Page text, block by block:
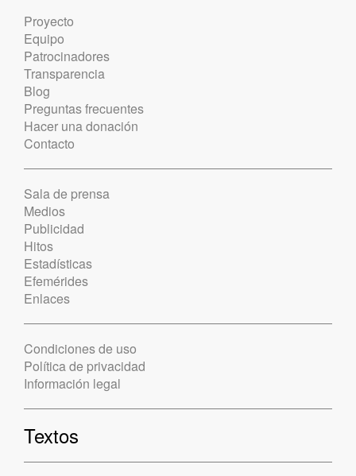
Proyecto
Equipo
Patrocinadores
Transparencia
Blog
Preguntas frecuentes
Hacer una donación
Contacto
Sala de prensa
Medios
Publicidad
Hitos
Estadísticas
Efemérides
Enlaces
Condiciones de uso
Política de privacidad
Información legal
Textos